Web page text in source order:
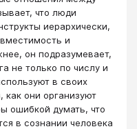
что люди
иерархически,
и
он подразумевает,
не только по числу и
в своих
они организуют
ошибкой думать, что
в сознании человека